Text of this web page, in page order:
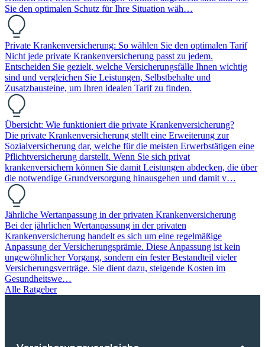
Sie den optimalen Schutz für Ihre Situation wäh…
Private Krankenversicherung: So wählen Sie den optimalen Tarif
Nicht jede private Krankenversicherung passt zu jedem.
Entscheiden Sie gezielt, welche Versicherungsfälle Ihnen wichtig
sind und vergleichen Sie Leistungen, Selbstbehalte und
Zusatzbausteine, um Ihren idealen Tarif zu finden.
Übersicht: Wie funktioniert die private Krankenversicherung?
Die private Krankenversicherung stellt eine Erweiterung zur
Sozialversicherung dar, welche für die meisten Erwerbstätigen eine
Pflichtversicherung darstellt. Wenn Sie sich privat
krankenversichern können Sie damit Leistungen abdecken, die über
die notwendige Grundversorgung hinausgehen und damit v…
Jährliche Wertanpassung in der privaten Krankenversicherung
Bei der jährlichen Wertanpassung in der privaten
Krankenversicherung handelt es sich um eine regelmäßige
Anpassung der Versicherungsprämie. Diese Anpassung ist kein
ungewöhnlicher Vorgang, sondern ein fester Bestandteil vieler
Versicherungsverträge. Sie dient dazu, steigende Kosten im
Gesundheitswe…
Alle Ratgeber